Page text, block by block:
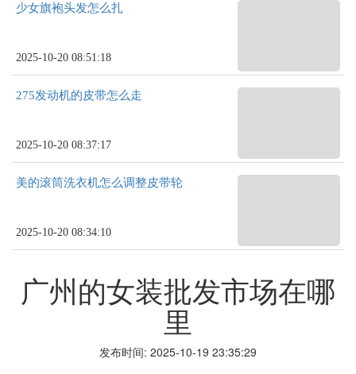
少女旗袍头发怎么扎
2025-10-20 08:51:18
275发动机的皮带怎么走
2025-10-20 08:37:17
美的滚筒洗衣机怎么调整皮带轮
2025-10-20 08:34:10
广州的女装批发市场在哪
里
发布时间: 2025-10-19 23:35:29